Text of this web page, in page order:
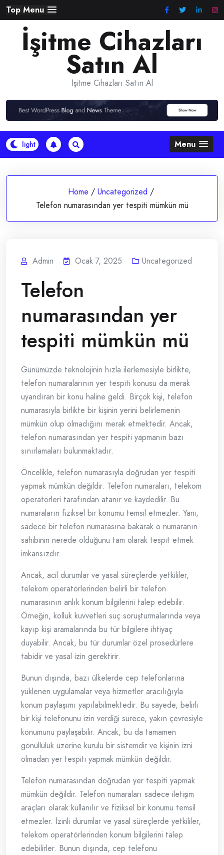
Skip
to
content
Top Menu
İşitme Cihazları
Satın Al
İşitme Cihazları Satın Al
Menu
Home / Uncategorized /
Telefon numarasından yer tespiti mümkün mü
Admin Ocak 7, 2025 Uncategorized
Telefon
numarasından yer
tespiti mümkün mü
Günümüzde teknolojinin hızla ilerlemesiyle birlikte,
telefon numaralarının yer tespiti konusu da merak
uyandıran bir konu haline geldi. Birçok kişi, telefon
numarasıyla birlikte bir kişinin yerini belirlemenin
mümkün olup olmadığını merak etmektedir. Ancak,
telefon numarasından yer tespiti yapmanın bazı
sınırlamaları bulunmaktadır.
Öncelikle, telefon numarasıyla doğrudan yer tespiti
yapmak mümkün değildir. Telefon numaraları, telekom
operatörleri tarafından atanır ve kaydedilir. Bu
numaraların fiziksel bir konumu temsil etmezler. Yani,
sadece bir telefon numarasına bakarak o numaranın
sahibinin nerede olduğunu tam olarak tespit etmek
imkansızdır.
Ancak, acil durumlar ve yasal süreçlerde yetkililer,
telekom operatörlerinden belirli bir telefon
numarasının anlık konum bilgilerini talep edebilir.
Örneğin, kolluk kuvvetleri suç soruşturmalarında veya
kayıp kişi aramalarında bu tür bilgilere ihtiyaç
duyabilir. Ancak, bu tür durumlar özel prosedürlere
tabidir ve yasal izin gerektirir.
Bunun dışında, bazı ülkelerde cep telefonlarına
yüklenen uygulamalar veya hizmetler aracılığıyla
konum paylaşımı yapılabilmektedir. Bu sayede, belirli
bir kişi telefonunu izin verdiği sürece, yakın çevresiyle
konumunu paylaşabilir. Ancak, bu da tamamen
gönüllülük üzerine kurulu bir sistemdir ve kişinin izni
olmadan yer tespiti yapmak mümkün değildir.
Telefon numarasından doğrudan yer tespiti yapmak
mümkün değildir. Telefon numaraları sadece iletişim
araçları olarak kullanılır ve fiziksel bir konumu temsil
etmezler. İzinli durumlar ve yasal süreçlerde yetkililer,
telekom operatörlerinden konum bilgilerini talep
edebilirler. Bunun dışında, cep telefonu